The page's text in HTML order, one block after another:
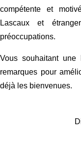
compétente et
Lascaux et
préoccupations.
Vous souhaitant une
remarques pour
déjà les bienvenues.